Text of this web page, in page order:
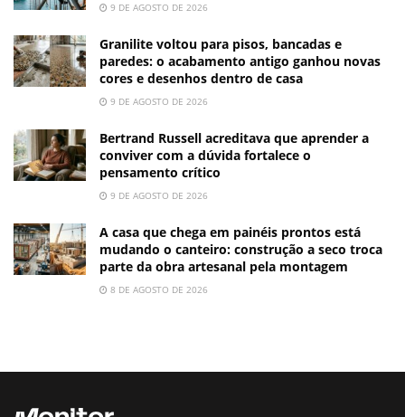
9 DE AGOSTO DE 2026
Granilite voltou para pisos, bancadas e
paredes: o acabamento antigo ganhou novas
cores e desenhos dentro de casa
9 DE AGOSTO DE 2026
Bertrand Russell acreditava que aprender a
conviver com a dúvida fortalece o
pensamento crítico
9 DE AGOSTO DE 2026
A casa que chega em painéis prontos está
mudando o canteiro: construção a seco troca
parte da obra artesanal pela montagem
8 DE AGOSTO DE 2026